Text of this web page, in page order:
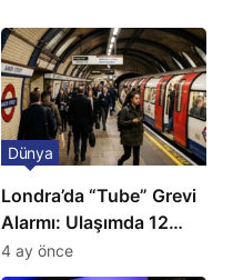
Londra’da “Tube” Grevi
Alarmı: Ulaşımda 12
Günlük Kaos Kapıda
Dünya
4 ay önce